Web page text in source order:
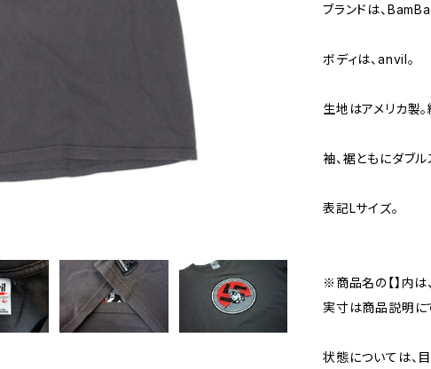
ブランドは、
ボディは、anvil。
生地はアメリカ製
袖、裾ともにダブル
表記Lサイズ。
※商品名の【】内は
実寸は商品説明に
状態については、